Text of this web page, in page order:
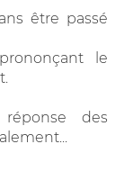
être passé
le
des